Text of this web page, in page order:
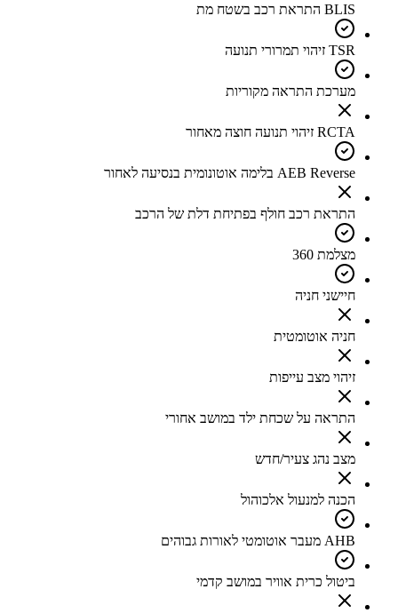
BLIS התראת רכב בשטח מת
TSR זיהוי תמרורי תנועה
מערכת התראה מקוריות
RCTA זיהוי תנועה חוצה מאחור
AEB Reverse בלימה אוטונומית בנסיעה לאחור
התראת רכב חולף בפתיחת דלת של הרכב
מצלמת 360
חיישני חניה
חניה אוטומטית
זיהוי מצב עייפות
התראה על שכחת ילד במושב אחורי
מצב נהג צעיר/חדש
הכנה למנעול אלכוהול
AHB מעבר אוטומטי לאורות גבוהים
ביטול כרית אוויר במושב קדמי